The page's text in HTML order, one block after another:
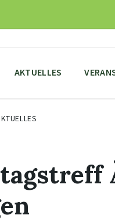
AKTUELLES